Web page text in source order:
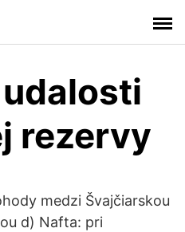
rezervy
medzi Švajčiarskou
d) Nafta: pri